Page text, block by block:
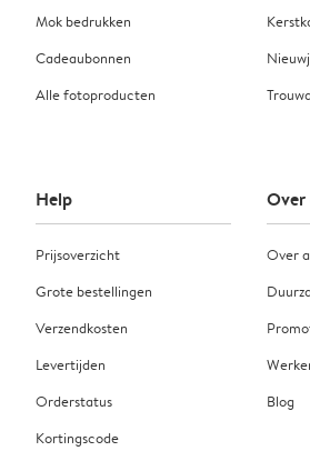
Mok bedrukken
Cadeaubonnen
Alle fotoproducten
Help
Prijsoverzicht
Grote bestellingen
Verzendkosten
Levertijden
Orderstatus
Kortingscode
Over
Over
Blog